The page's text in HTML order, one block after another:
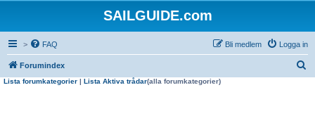
SAILGUIDE.com
> FAQ Logga in
Bli medlem
Forumindex
Lista forumkategorier | Lista Aktiva trådar(alla forumkategorier)